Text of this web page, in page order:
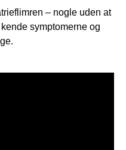
– nogle uden at
symptomerne og